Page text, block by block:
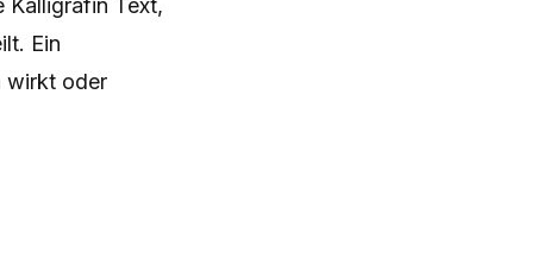
Ein
wirkt oder